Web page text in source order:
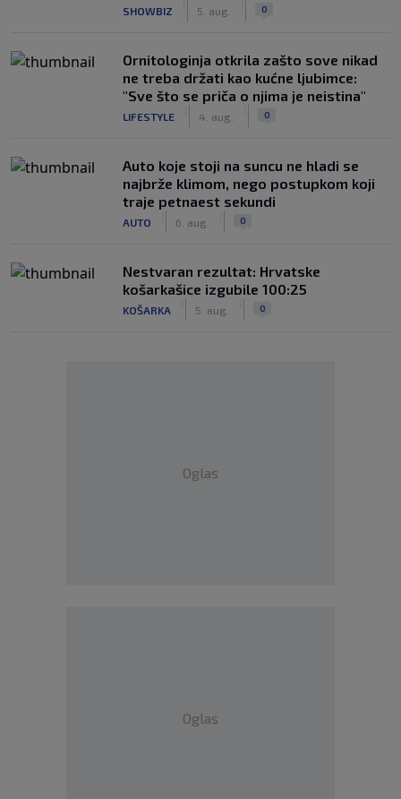
SHOWBIZ 5. aug. 0
Ornitologinja otkrila zašto sove nikad
ne treba držati kao kućne ljubimce:
"Sve što se priča o njima je neistina"
LIFESTYLE 4. aug. 0
Auto koje stoji na suncu ne hladi se
najbrže klimom, nego postupkom koji
traje petnaest sekundi
AUTO 6. aug. 0
Nestvaran rezultat: Hrvatske
košarkašice izgubile 100:25
KOŠARKA 5. aug. 0
Oglas
Oglas